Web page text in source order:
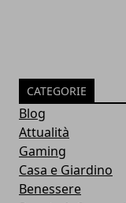
CATEGORIE
Blog
Attualità
Gaming
Casa e Giardino
Benessere